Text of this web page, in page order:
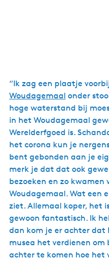
“Ik zag een plaatje
Woudagemaal onder
hoge waterstand bij
in het Woudagemaal
Werelderfgoed is.
het corona kun je
bent gebonden aan je
merk je dat dat ook
bezoeken en zo kwamen
Woudagemaal. Wat een
ziet. Allemaal koper, het
gewoon fantastisch. Ik
dan kom je er achter dat
musea het verdienen
achter te komen hoe het